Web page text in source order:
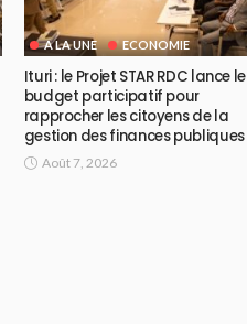
A LA UNE ECONOMIE
Ituri : le Projet STAR RDC lance le
budget participatif pour
rapprocher les citoyens de la
gestion des finances publiques
Août 7, 2026